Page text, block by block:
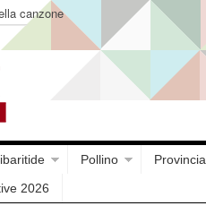
canzone
Pollino Provincia
2026